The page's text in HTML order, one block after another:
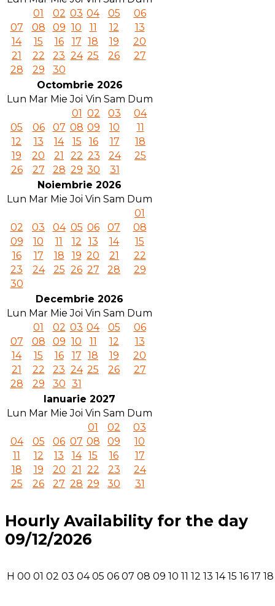
01
02 03 04 05
06
07
08 09 10 11 12
13
14
15 16 17 18 19
20
21
22 23 24 25 26
27
28
29
30
Octombrie 2026
Lun Mar Mie Joi Vin Sam Dum
01 02 03
04
05
06 07 08 09 10
11
12
13 14 15 16 17
18
19
20 21 22 23 24
25
26
27 28 29 30
31
Noiembrie 2026
Lun Mar Mie Joi Vin Sam Dum
01
02
03 04 05 06 07
08
09
10 11 12 13 14
15
16
17 18 19 20 21
22
23
24 25 26 27 28
29
30
Decembrie 2026
Lun Mar Mie Joi Vin Sam Dum
01
02 03 04 05
06
07
08 09 10 11 12
13
14
15 16 17 18 19
20
21
22 23 24 25 26
27
28
29 30 31
Ianuarie 2027
Lun Mar Mie Joi Vin Sam Dum
01
02
03
04
05 06 07 08 09
10
11
12 13 14 15 16
17
18
19 20 21 22 23
24
25
26 27 28 29 30 31
Hourly Availability for the day
09/12/2026
H 00 01 02 03 04 05 06 07 08 09 10 11 12 13 14 15 16 17 18